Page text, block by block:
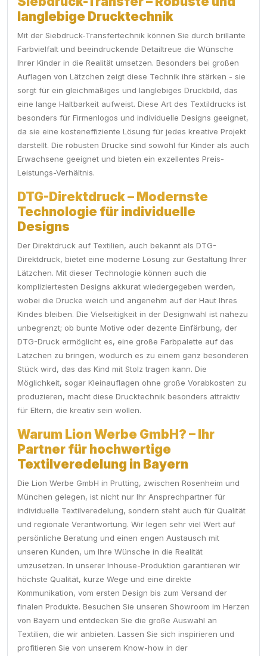
langlebige Drucktechnik
Mit der Siebdruck-Transfertechnik können Sie durch brillante
Farbvielfalt und beeindruckende Detailtreue die Wünsche
Ihrer Kinder in die Realität umsetzen. Besonders bei großen
Auflagen von Lätzchen zeigt diese Technik ihre stärken - sie
sorgt für ein gleichmäßiges und langlebiges Druckbild, das
eine lange Haltbarkeit aufweist. Diese Art des Textildrucks ist
besonders für Firmenlogos und individuelle Designs geeignet,
da sie eine kosteneffiziente Lösung für jedes kreative Projekt
darstellt. Die robusten Drucke sind sowohl für Kinder als auch
Erwachsene geeignet und bieten ein exzellentes Preis-
Leistungs-Verhältnis.
DTG-Direktdruck – Modernste
Technologie für individuelle
Designs
Der Direktdruck auf Textilien, auch bekannt als DTG-
Direktdruck, bietet eine moderne Lösung zur Gestaltung Ihrer
Lätzchen. Mit dieser Technologie können auch die
kompliziertesten Designs akkurat wiedergegeben werden,
wobei die Drucke weich und angenehm auf der Haut Ihres
Kindes bleiben. Die Vielseitigkeit in der Designwahl ist nahezu
unbegrenzt; ob bunte Motive oder dezente Einfärbung, der
DTG-Druck ermöglicht es, eine große Farbpalette auf das
Lätzchen zu bringen, wodurch es zu einem ganz besonderen
Stück wird, das das Kind mit Stolz tragen kann. Die
Möglichkeit, sogar Kleinauflagen ohne große Vorabkosten zu
produzieren, macht diese Drucktechnik besonders attraktiv
für Eltern, die kreativ sein wollen.
Warum Lion Werbe GmbH? – Ihr
Partner für hochwertige
Textilveredelung in Bayern
Die Lion Werbe GmbH in Prutting, zwischen Rosenheim und
München gelegen, ist nicht nur Ihr Ansprechpartner für
individuelle Textilveredelung, sondern steht auch für Qualität
und regionale Verantwortung. Wir legen sehr viel Wert auf
persönliche Beratung und einen engen Austausch mit
unseren Kunden, um Ihre Wünsche in die Realität
umzusetzen. In unserer Inhouse-Produktion garantieren wir
höchste Qualität, kurze Wege und eine direkte
Kommunikation, vom ersten Design bis zum Versand der
finalen Produkte. Besuchen Sie unseren Showroom im Herzen
von Bayern und entdecken Sie die große Auswahl an
Textilien, die wir anbieten. Lassen Sie sich inspirieren und
profitieren Sie von unserem Know-how in der